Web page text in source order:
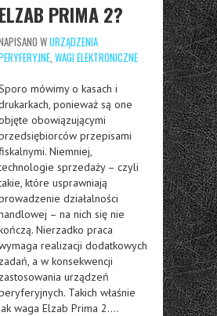
ELZAB PRIMA 2?
WURZĄDZENIA
WAGI ELEKTRONICZNE
mówimy o kasach i
ponieważ są one
obowiązującymi
przepisami
Niemniej,
sprzedaży – czyli
które usprawniają
działalności
– na nich się nie
Nierzadko praca
realizacji dodatkowych
zadań, a w konsekwencji
zastosowania urządzeń
Takich właśnie
waga Elzab Prima 2….